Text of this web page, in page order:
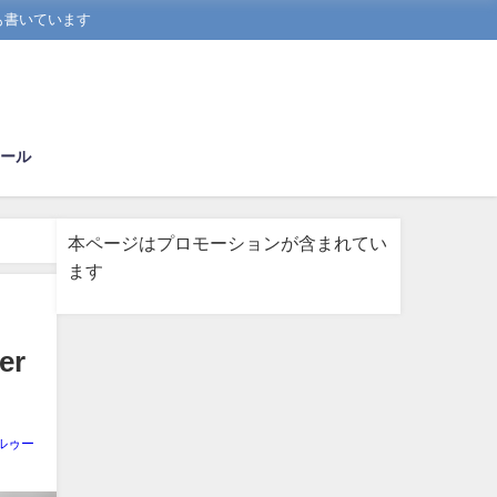
いています
ル
ゥー
本ページはプロモーションが含まれてい
ます